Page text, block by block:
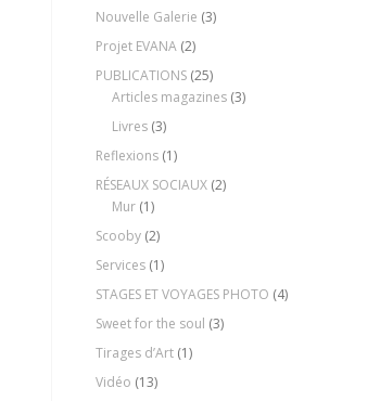
Nouvelle Galerie (3)
Projet EVANA (2)
PUBLICATIONS (25)
Articles magazines (3)
Livres (3)
Reflexions (1)
RÉSEAUX SOCIAUX (2)
Mur (1)
Scooby (2)
Services (1)
STAGES ET VOYAGES PHOTO (4)
Sweet for the soul (3)
Tirages d’Art (1)
Vidéo (13)